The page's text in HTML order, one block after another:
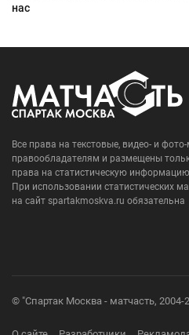
нас
Все права на текстовые, видео- и
правообладателям и размещены
права на статистическую
При использовании статистических
на сайт spartakmoskva.ru обязательна
© "Спартак Москва - матчасть, 2004-